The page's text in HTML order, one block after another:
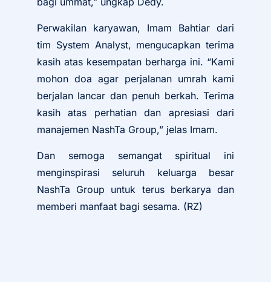
Perwakilan karyawan, Imam Bahtiar dari
tim System Analyst, mengucapkan terima
kasih atas kesempatan berharga ini. “Kami
mohon doa agar perjalanan umrah kami
berjalan lancar dan penuh berkah. Terima
kasih atas perhatian dan apresiasi dari
manajemen NashTa Group,” jelas Imam.
Dan semoga semangat spiritual ini
menginspirasi seluruh keluarga besar
NashTa Group untuk terus berkarya dan
memberi manfaat bagi sesama. (RZ)